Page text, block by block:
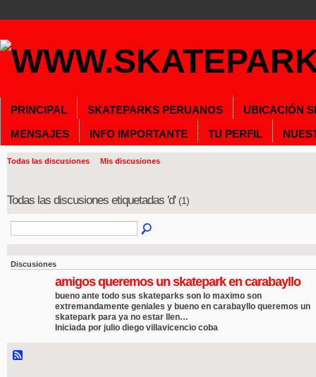
PRINCIPAL SKATEPARKS PERUANOS
UBICACIÓN
MENSAJES
INFO IMPORTANTE TU PERFIL
Todas las discusiones Mis discusiones
Todas las discusiones etiquetadas 'd' (1)
Discusiones
amigos queremos un skatepark en carabayllo
bueno ante todo sus skateparks son lo maximo son
extremandamente geniales y bueno en carabayllo queremos un
skatepark para ya no estar llen…
Iniciada por julio diego villavicencio coba